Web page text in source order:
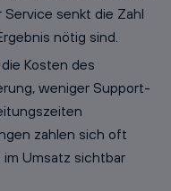
senkt die Zahl
nötig sind.
Kosten des
weniger Support-
zahlen sich oft
Umsatz sichtbar